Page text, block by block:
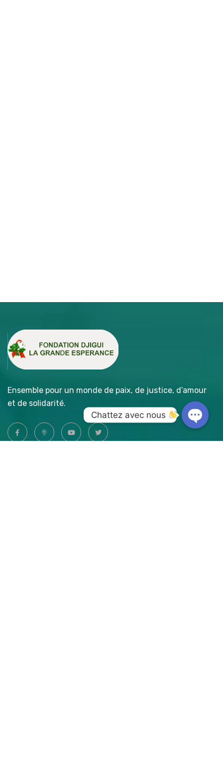
Ensemble pour un monde de paix, de justice, d’amour
et de solidarité.
Chattez avec nous
chaty